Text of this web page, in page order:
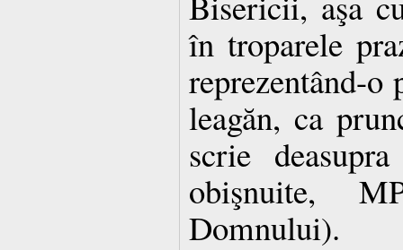
în troparele
reprezentând-
leagăn, ca
scrie
obişnuite,
Domnului).